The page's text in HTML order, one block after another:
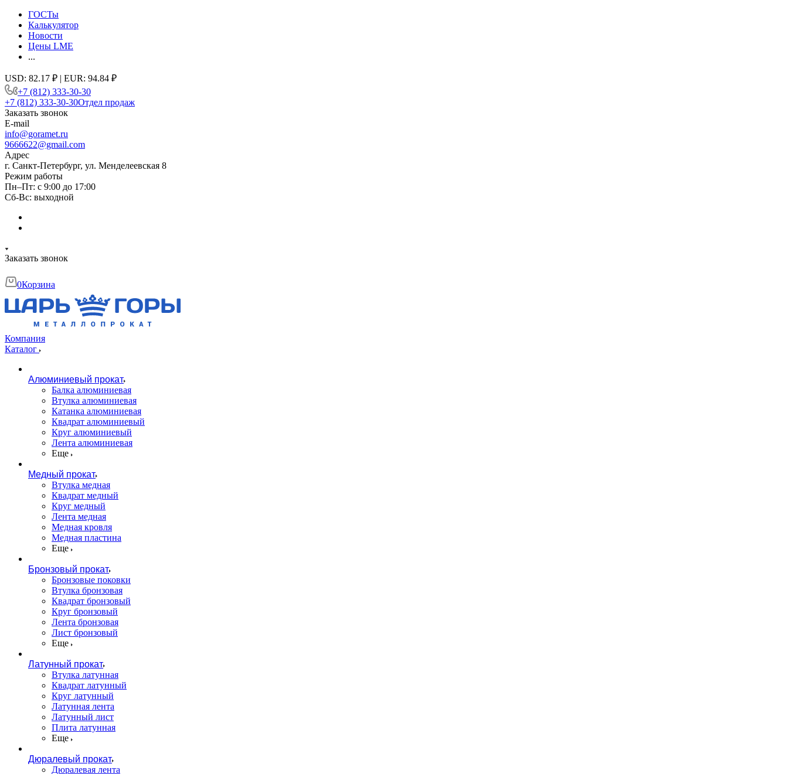
ГОСТы
Калькулятор
Новости
Цены LME
...
USD: 82.17 ₽ | EUR: 94.84 ₽
+7 (812) 333-30-30
+7 (812) 333-30-30Отдел продаж
Заказать звонок
E-mail
info@goramet.ru
9666622@gmail.com
Адрес
г. Санкт-Петербург, ул. Менделеевская 8
Режим работы
Пн–Пт: с 9:00 до 17:00
Сб-Вс: выходной
Заказать звонок
0Корзина
Компания
Каталог
Алюминиевый прокат
Балка алюминиевая
Втулка алюминиевая
Катанка алюминиевая
Квадрат алюминиевый
Круг алюминиевый
Лента алюминиевая
Еще
Медный прокат
Втулка медная
Квадрат медный
Круг медный
Лента медная
Медная кровля
Медная пластина
Еще
Бронзовый прокат
Бронзовые поковки
Втулка бронзовая
Квадрат бронзовый
Круг бронзовый
Лента бронзовая
Лист бронзовый
Еще
Латунный прокат
Втулка латунная
Квадрат латунный
Круг латунный
Латунная лента
Латунный лист
Плита латунная
Еще
Дюралевый прокат
Дюралевая лента